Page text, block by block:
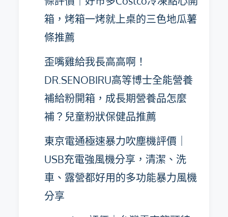
箱，烤箱一烤就上桌的三色地瓜薯
條推薦
歪嘴雞給我長高高啊！
DR.SENOBIRU高等博士全能營養
補給粉開箱，成長期營養品怎麼
補？兒童粉狀保健品推薦
東京電通極速暴力吹塵機評價｜
USB充電強風機分享，清潔、洗
車、露營都好用的多功能暴力風機
分享